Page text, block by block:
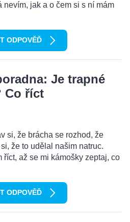
jak a o čem si s ní mám
ODPOVĚĎ
Je trapné
Co říct
si, že brácha se rozhod, že
že to udělal našim natruc.
říct, až se mi kámošky zeptaj, co
ODPOVĚĎ